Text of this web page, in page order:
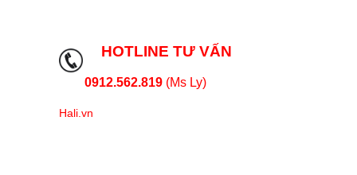
HOTLINE TƯ VẤN
0912.562.819 (Ms Ly)
Hali.vn